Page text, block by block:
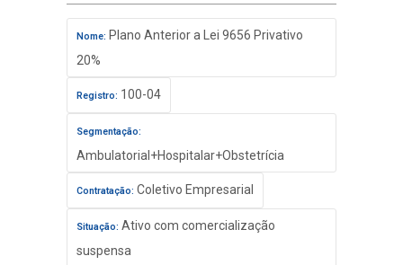
Nome: Plano Anterior a Lei 9656 Privativo
20%
Registro: 100-04
Segmentação:
Ambulatorial+Hospitalar+Obstetrícia
Contratação: Coletivo Empresarial
Situação: Ativo com comercialização
suspensa